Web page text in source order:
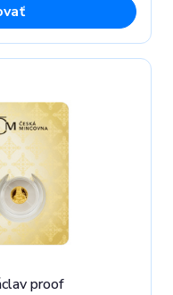
proof